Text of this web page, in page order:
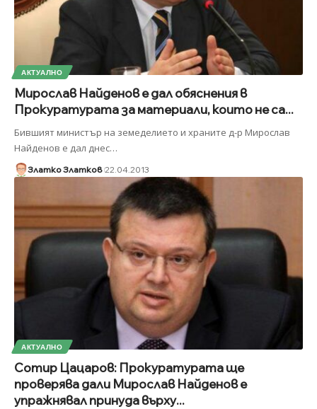
АКТУАЛНО
Мирослав Найденов е дал обяснения в
Прокуратурата за материали, които не са...
Бившият министър на земеделието и храните д-р Мирослав
Найденов е дал днес…
Златко Златков 22.04.2013
АКТУАЛНО
Сотир Цацаров: Прокуратурата ще
проверява дали Мирослав Найденов е
упражнявал принуда върху...